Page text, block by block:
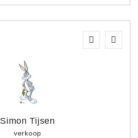
Simon Tijsen
verkoop